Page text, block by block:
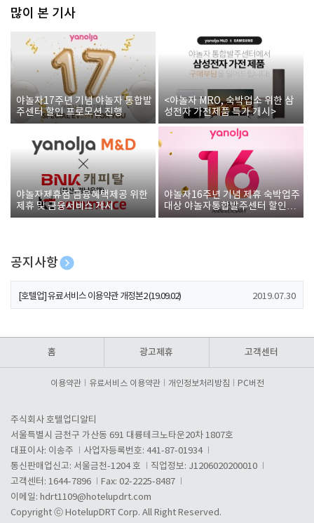
많이 본 기사
야놀자17주년 기념 야놀자 통합발
주센터 할인 프로모션 진행
<야놀자 MRO, 숙박업소 위한 삼
성전자 가전제품 특가 개시>
야놀자제휴점 금융혜택제공 위한
제휴 및 금융서비스 게시
야놀자16주년 기념 제휴 숙박업주
대상 야놀자통합발주센터 할인쿠
폰 증정
공지사항
[호텔업] 개인정보 처리방침 개정본1 (19.09.02)
[호텔업] 유료서비스 이용약관 개정본2 (19.09.02) 2019.07.30
홈 광고제휴 고객센터
이용약관 유료서비스 이용약관 개인정보처리방침 PC버전
주식회사 호텔업디알티
서울특별시 금천구 가산동 691 대륭테크노타운20차 1807호
대표이사: 이송주
사업자등록번호: 441-87-01934
통신판매업신고: 서울금천-1204 호
직업정보: J1206020200010
고객센터: 1644-7896
Fax: 02-2225-8487
이메일: hdrt1109@hotelupdrt.com
Copyright ⓒ HotelupDRT Corp. All Right Reserved.